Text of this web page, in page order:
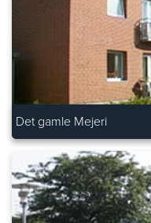
Det gamle Mejeri